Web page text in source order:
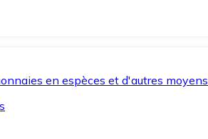
en espèces et d'autres